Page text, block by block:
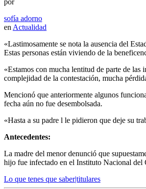
sofía adorno
en Actualidad
«Lastimosamente se nota la ausencia del
Estas personas están viviendo de la
«Estamos con mucha lentitud de parte de
complejidad de la contestación, mucha
Mencionó que anteriormente algunos
fecha aún no fue desembolsada.
«Hasta a su padre l le pidieron que deje su
Antecedentes:
La madre del menor denunció que
hijo fue infectado en el Instituto Nacional del
Lo que tenes que saber|titulares